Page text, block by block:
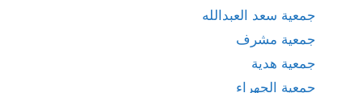
جمعية سعد العبدالله
جمعية مشرف
جمعية هدية
حمعية الجهراء